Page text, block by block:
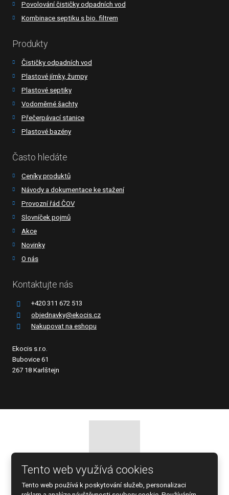
Povolování čističky odpadních vod
Kombinace septiku s bio. filtrem
Produkty
Čističky odpadních vod
Plastové jímky, žumpy
Plastové septiky
Vodoměrné šachty
Přečerpávací stanice
Plastové bazény
Často hledáte
Ceníky produktů
Návody a dokumentace ke stažení
Provozní řád ČOV
Slovníček pojmů
Akce
Novinky
O nás
Kontaktujte nás
+420 311 672 513
objednavky@ekocis.cz
Nakupovat na eshopu
Ekocis s.r.o.
Bubovice 61
267 18 Karlštejn
© 2026 EKOCIS, spol. s r.o., vytvořila eBRÁNA s.r.o.
Mapa stránek
Podmínky použití
Tento web využívá cookies
Tento web používá k poskytování služeb, personalizaci